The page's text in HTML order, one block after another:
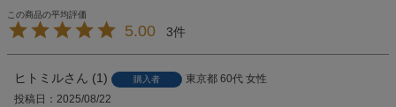
5.00 3
ヒトミル 1 購入者 東京都 60代 女性
投稿日
2025/08/22